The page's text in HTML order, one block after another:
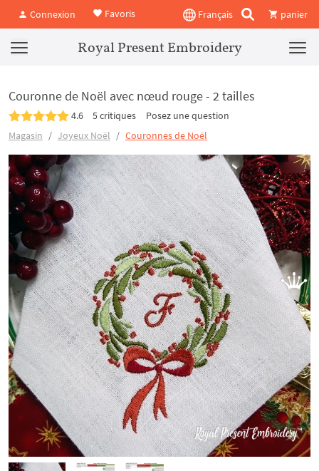
Connexion Favoris Français panier
Royal Present Embroidery
Couronne de Noël avec nœud rouge - 2 tailles
4.6 5 critiques
Posez une question
Magasin
Joyeux Noël Couronnes de Noël